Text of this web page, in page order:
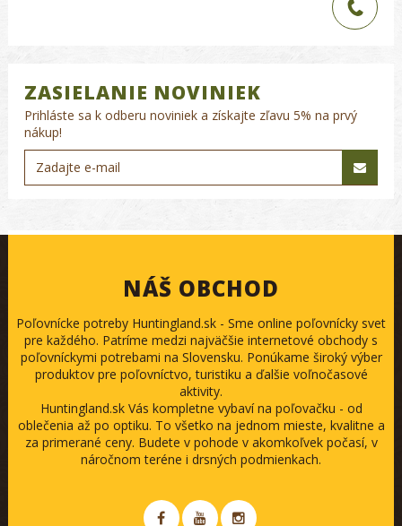
ZASIELANIE NOVINIEK
Prihláste sa k odberu noviniek a získajte zľavu 5% na prvý
nákup!
NÁŠ OBCHOD
Poľovnícke potreby Huntingland.sk - Sme online poľovnícky svet
pre každého. Patríme medzi najväčšie internetové obchody s
poľovníckymi potrebami na Slovensku. Ponúkame široký výber
produktov pre poľovníctvo, turistiku a ďalšie voľnočasové
aktivity.
Huntingland.sk Vás kompletne vybaví na poľovačku - od
oblečenia až po optiku. To všetko na jednom mieste, kvalitne a
za primerané ceny. Budete v pohode v akomkoľvek počasí, v
náročnom teréne i drsných podmienkach.